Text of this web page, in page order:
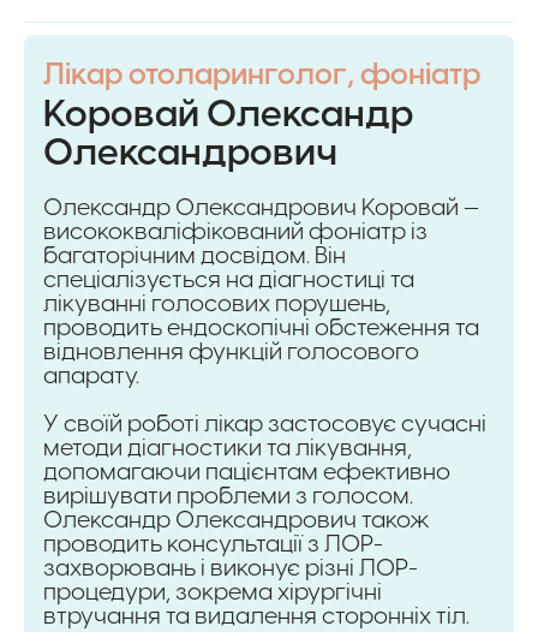
Лікар отоларинголог, фоніатр
Коровай Олександр
Олександрович
Олександр Олександрович Коровай —
висококваліфікований фоніатр із
багаторічним досвідом. Він
спеціалізується на діагностиці та
лікуванні голосових порушень,
проводить ендоскопічні обстеження та
відновлення функцій голосового
апарату.
У своїй роботі лікар застосовує сучасні
методи діагностики та лікування,
допомагаючи пацієнтам ефективно
вирішувати проблеми з голосом.
Олександр Олександрович також
проводить консультації з ЛОР-
захворювань і виконує різні ЛОР-
процедури, зокрема хірургічні
втручання та видалення сторонніх тіл.